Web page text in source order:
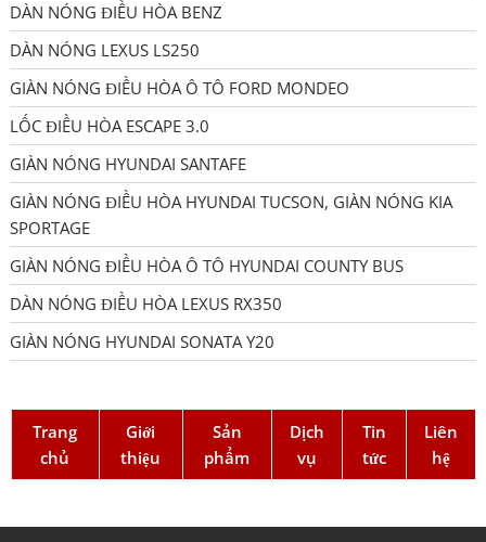
DÀN NÓNG ĐIỀU HÒA BENZ
DÀN NÓNG LEXUS LS250
GIÀN NÓNG ĐIỀU HÒA Ô TÔ FORD MONDEO
LỐC ĐIỀU HÒA ESCAPE 3.0
GIÀN NÓNG HYUNDAI SANTAFE
GIÀN NÓNG ĐIỀU HÒA HYUNDAI TUCSON, GIÀN NÓNG KIA
SPORTAGE
GIÀN NÓNG ĐIỀU HÒA Ô TÔ HYUNDAI COUNTY BUS
DÀN NÓNG ĐIỀU HÒA LEXUS RX350
GIÀN NÓNG HYUNDAI SONATA Y20
Trang
chủ
Giới
thiệu
Sản
phẩm
Dịch
vụ
Tin
tức
Liên
hệ